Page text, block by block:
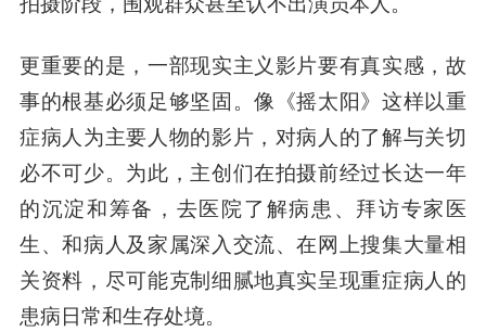
更重要的是，一部现实主义影片要有真实感，故
事的根基必须足够坚固。像《摇太阳》这样以重
症病人为主要人物的影片，对病人的了解与关切
必不可少。为此，主创们在拍摄前经过长达一年
的沉淀和筹备，去医院了解病患、拜访专家医
生、和病人及家属深入交流、在网上搜集大量相
关资料，尽可能克制细腻地真实呈现重症病人的
患病日常和生存处境。